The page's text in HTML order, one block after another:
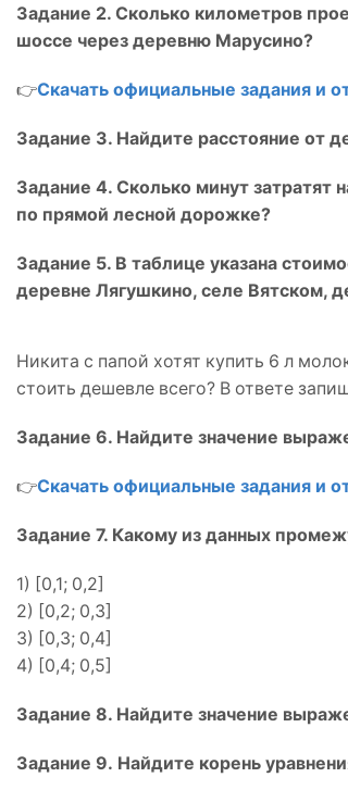
Задание 2. Сколько километров
шоссе через деревню Марусино?
👉Скачать официальные задания и
Задание 3. Найдите расстояние от
Задание 4. Сколько минут затратят
по прямой лесной дорожке?
Задание 5. В таблице указана
деревне Лягушкино, селе Вятском,
Никита с папой хотят купить 6 л
стоить дешевле всего? В ответе
Задание 6. Найдите значение
👉Скачать официальные задания и
Задание 7. Какому из данных
1) [0,1; 0,2]
2) [0,2; 0,3]
3) [0,3; 0,4]
4) [0,4; 0,5]
Задание 8. Найдите значение
Задание 9. Найдите корень